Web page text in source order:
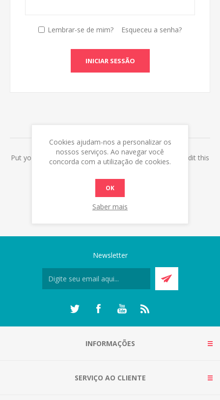
Lembrar-se de mim? Esqueceu a senha?
INICIAR SESSÃO
Put your login / registration information here. You can edit this
Newsletter
INFORMAÇÕES
SERVIÇO AO CLIENTE
Cookies ajudam-nos a personalizar os
nossos serviços. Ao navegar você
concorda com a utilização de cookies.
OK
Saber mais